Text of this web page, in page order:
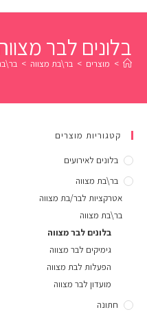
בלונים לבר
> מוצרים > בר\בת מצווה >
קטגוריות מוצרים
בלונים לאירועים
בר\בת מצווה
אטרקציות לבר/בת מצווה
בר\בת מצווה
בלונים לבר מצווה
גימיקים לבר מצווה
הפעלות לבת מצווה
מועדון לבר מצווה
חתונה